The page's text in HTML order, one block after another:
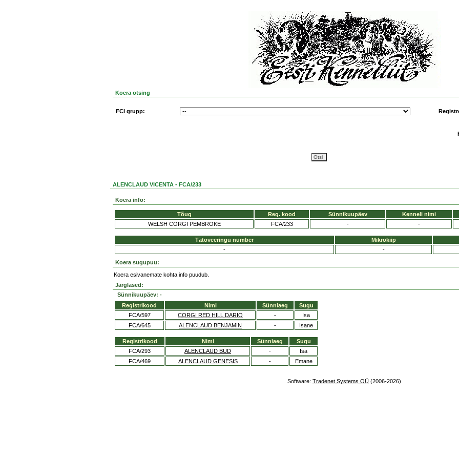
Koera otsing
FCI grupp:
ALENCLAUD VICENTA - FCA/233
Koera info:
Tõug Reg. kood Sünnikuupäev Kenneli nimi
WELSH CORGI PEMBROKE
FCA/233 - -
Tätoveeringu number Mikrokiip
-
-
Koera sugupuu:
Koera esivanemate kohta info puudub.
Järglased:
Sünnikuupäev: -
Registrikood
Nimi Sünniaeg
Sugu
FCA/597
CORGI RED HILL DARIO -
Isa
FCA/645
ALENCLAUD BENJAMIN - Isane
Registrikood Nimi Sünniaeg
Sugu
FCA/293
ALENCLAUD BUD -
Isa
FCA/469
ALENCLAUD GENESIS - Emane
Software: Tradenet Systems OÜ (2006-2026)